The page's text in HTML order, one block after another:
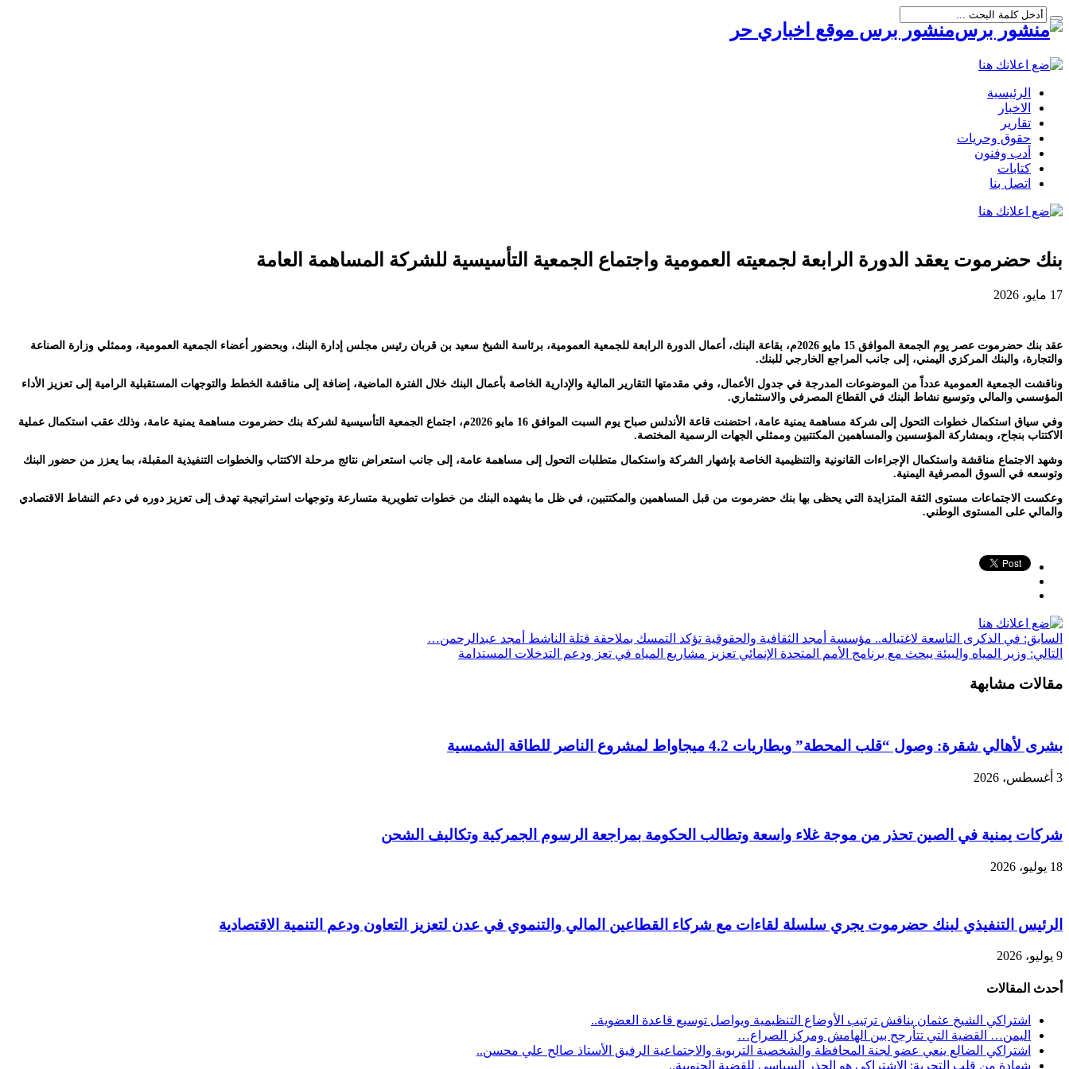
منشور برس موقع اخباري حر
الرئيسية
الاخبار
تقارير
حقوق وحريات
أدب وفنون
كتابات
اتصل بنا
بنك حضرموت يعقد الدورة الرابعة لجمعيته العمومية واجتماع الجمعية التأسيسية للشركة المساهمة العامة
17 مايو، 2026
عقد بنك حضرموت عصر يوم الجمعة الموافق 15 مايو 2026م، بقاعة البنك، أعمال الدورة الرابعة للجمعية العمومية، برئاسة الشيخ سعيد بن قربان رئيس مجلس إدارة البنك، وبحضور أعضاء الجمعية العمومية، وممثلي وزارة الصناعة
والتجارة، والبنك المركزي اليمني، إلى جانب المراجع الخارجي للبنك.
وناقشت الجمعية العمومية عدداً من الموضوعات المدرجة في جدول الأعمال، وفي مقدمتها التقارير المالية والإدارية الخاصة بأعمال البنك خلال الفترة الماضية، إضافة إلى مناقشة الخطط والتوجهات المستقبلية الرامية إلى تعزيز الأداء
المؤسسي والمالي وتوسيع نشاط البنك في القطاع المصرفي والاستثماري.
وفي سياق استكمال خطوات التحول إلى شركة مساهمة يمنية عامة، احتضنت قاعة الأندلس صباح يوم السبت الموافق 16 مايو 2026م، اجتماع الجمعية التأسيسية لشركة بنك حضرموت مساهمة يمنية عامة، وذلك عقب استكمال عملية
الاكتتاب بنجاح، وبمشاركة المؤسسين والمساهمين المكتتبين وممثلي الجهات الرسمية المختصة.
وشهد الاجتماع مناقشة واستكمال الإجراءات القانونية والتنظيمية الخاصة بإشهار الشركة واستكمال متطلبات التحول إلى مساهمة عامة، إلى جانب استعراض نتائج مرحلة الاكتتاب والخطوات التنفيذية المقبلة، بما يعزز من حضور البنك
وتوسعه في السوق المصرفية اليمنية.
وعكست الاجتماعات مستوى الثقة المتزايدة التي يحظى بها بنك حضرموت من قبل المساهمين والمكتتبين، في ظل ما يشهده البنك من خطوات تطويرية متسارعة وتوجهات استراتيجية تهدف إلى تعزيز دوره في دعم النشاط الاقتصادي
والمالي على المستوى الوطني.
السابق: في الذكرى التاسعة لاغتياله.. مؤسسة أمجد الثقافية والحقوقية تؤكد التمسك بملاحقة قتلة الناشط أمجد عبدالرحمن…
التالي: وزير المياه والبيئة يبحث مع برنامج الأمم المتحدة الإنمائي تعزيز مشاريع المياه في تعز ودعم التدخلات المستدامة
مقالات مشابهة
بشرى لأهالي شقرة: وصول “قلب المحطة” وبطاريات 4.2 ميجاواط لمشروع الناصر للطاقة الشمسية
3 أغسطس، 2026
شركات يمنية في الصين تحذر من موجة غلاء واسعة وتطالب الحكومة بمراجعة الرسوم الجمركية وتكاليف الشحن
18 يوليو، 2026
الرئيس التنفيذي لبنك حضرموت يجري سلسلة لقاءات مع شركاء القطاعين المالي والتنموي في عدن لتعزيز التعاون ودعم التنمية الاقتصادية
9 يوليو، 2026
أحدث المقالات
اشتراكي الشيخ عثمان يناقش ترتيب الأوضاع التنظيمية ويواصل توسيع قاعدة العضوية..
اليمن… القضية التي تتأرجح بين الهامش ومركز الصراع…
اشتراكي الضالع ينعي عضو لجنة المحافظة والشخصية التربوية والاجتماعية الرفيق الأستاذ صالح علي محسن..
شهادة من قلب التجربة: الاشتراكي هو الجذر السياسي للقضية الجنوبية..